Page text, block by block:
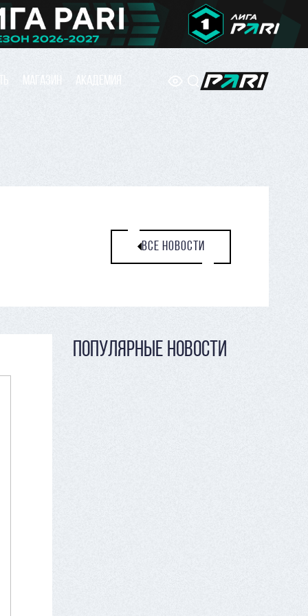
МАГАЗИН АКАДЕМИЯ
ВСЕ НОВОСТИ
ПОПУЛЯРНЫЕ НОВОСТИ